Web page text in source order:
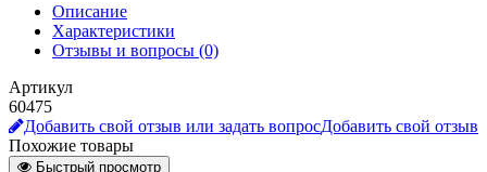
Описание
Характеристики
Отзывы и вопросы (0)
Артикул
60475
Добавить свой отзыв или задать вопросДобавить свой отзыв
Похожие товары
Быстрый просмотр